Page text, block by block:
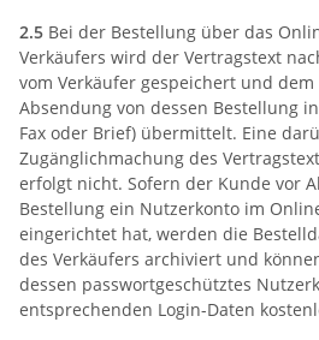
2.5 Bei der Bestellung über das
Verkäufers wird der Vertragstext
vom Verkäufer gespeichert und
Absendung von dessen Bestellung
Fax oder Brief) übermittelt. Eine
Zugänglichmachung des
erfolgt nicht. Sofern der Kunde vor
Bestellung ein Nutzerkonto im
eingerichtet hat, werden die
des Verkäufers archiviert und
dessen passwortgeschütztes
entsprechenden Login-Daten